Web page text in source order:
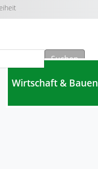
Suchen
Wirtschaft & Bauen